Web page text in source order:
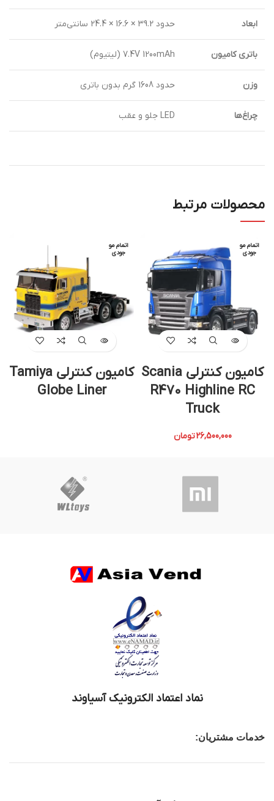
ابعاد حدود 39.2 × 16.6 × 24.4 سانتی‌متر
باتری کامیون 7.4V 1200mAh (لیتیوم)
وزن حدود 1608 گرم بدون باتری
چراغ‌ها LED جلو و عقب
محصولات مرتبط
اتمام مو
جودی
کامیون کنترلی Scania
R470 Highline RC
Truck
26,500,000تومان
اتمام مو
جودی
کامیون کنترلی Tamiya
Globe Liner
نماد اعتماد الکترونیک آسیاوند
خدمات مشتریان: